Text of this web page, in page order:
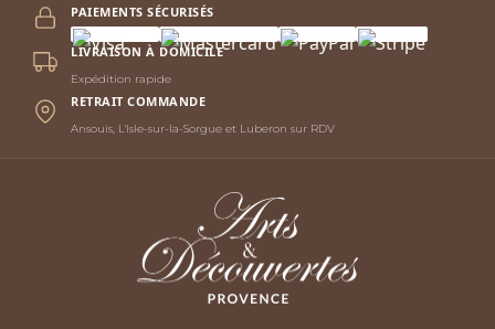
PAIEMENTS SÉCURISÉS
LIVRAISON À DOMICILE
Expédition rapide
RETRAIT COMMANDE
Ansouis, L'Isle-sur-la-Sorgue et Luberon sur RDV